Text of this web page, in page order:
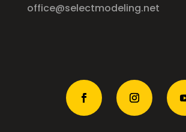
office@selectmodeling.net